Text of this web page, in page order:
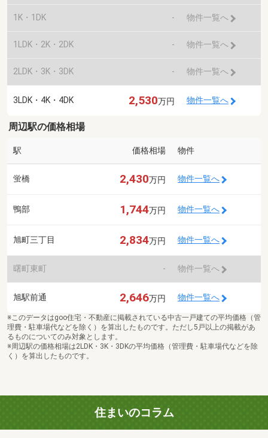
1K・1DK - 物件一覧へ
1LDK・2K・2DK - 物件一覧へ
2LDK・3K・3DK - 物件一覧へ
3LDK・4K・4DK 2,530万円 物件一覧へ
周辺駅の価格相場
駅 価格相場 物件
蛍橋 2,430万円 物件一覧へ
鴨部 1,744万円 物件一覧へ
旭町三丁目 2,834万円 物件一覧へ
曙町東町 - 物件一覧へ
旭駅前通 2,646万円 物件一覧へ
※このデータはgoo住宅・不動産に掲載されている中古一戸建ての平均価格（管
理費・駐車場代などを除く）を算出したものです。ただし5戸以上の掲載があ
るものについてのみ対象とします。
※周辺駅の価格相場は2LDK・3K・3DKの平均価格（管理費・駐車場代などを除
く）を算出したものです。
住まいのコラム